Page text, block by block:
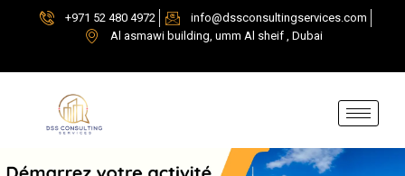
+971 52 480 4972
info@dssconsultingservices.com
Al asmawi building, umm Al sheif , Dubai